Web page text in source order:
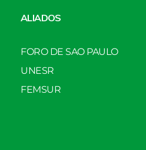
ALIADOS
FORO DE SAO PAULO
UNESR
FEMSUR